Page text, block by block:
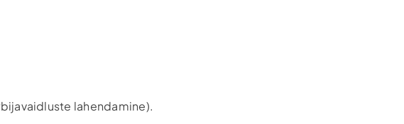
lahendamine).